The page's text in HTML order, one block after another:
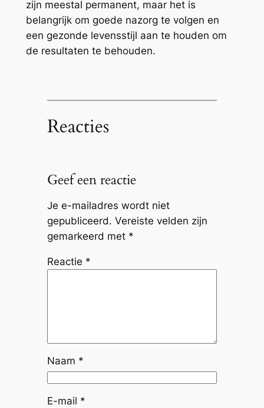
zijn meestal permanent, maar het is
belangrijk om goede nazorg te volgen en
een gezonde levensstijl aan te houden om
de resultaten te behouden.
Reacties
Geef een reactie
Je e-mailadres wordt niet
gepubliceerd. Vereiste velden zijn
gemarkeerd met *
Reactie *
Naam *
E-mail *